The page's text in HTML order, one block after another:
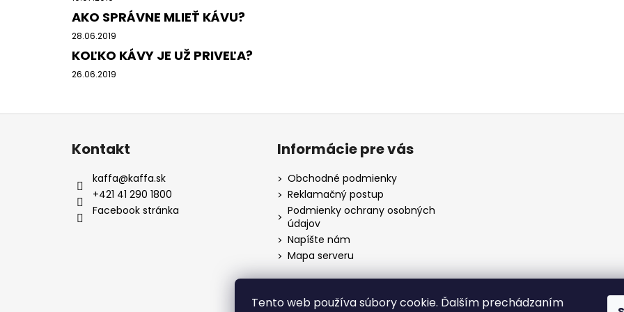
Tento web používa súbory cookie. Ďalším prechádzaním
AKO SPRÁVNE MLIEŤ KÁVU?
28.06.2019
KOĽKO KÁVY JE UŽ PRIVEĽA?
26.06.2019
Kontakt
kaffa@kaffa.sk
+421 41 290 1800
Facebook stránka
Informácie pre vás
Obchodné podmienky
Reklamačný postup
Podmienky ochrany osobných
údajov
Napíšte nám
Mapa serveru